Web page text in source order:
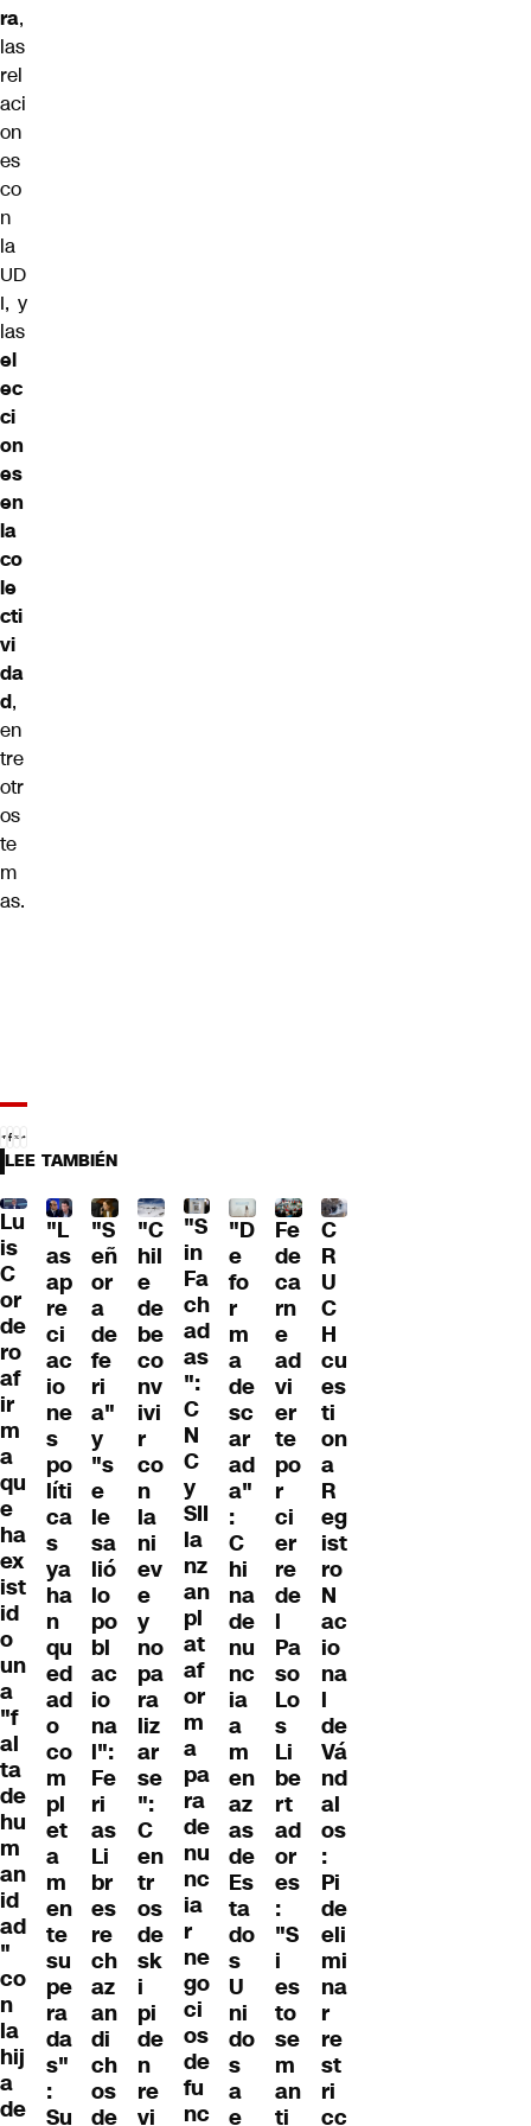
ra,
las
rel
aci
on
es
co
n
la
UD
I, y
las
el
ec
ci
on
es
en
la
co
le
cti
vi
da
d,
en
tre
otr
os
te
m
as.
LEE TAMBIÉN
Lu
is
C
or
de
ro
af
ir
m
a
qu
e
ha
ex
ist
id
o
un
a
"f
al
ta
de
hu
m
an
id
ad
"
co
n
la
hij
a
de
"L
as
ap
re
ci
ac
io
ne
s
po
líti
ca
s
ya
ha
n
qu
ed
ad
o
co
m
pl
et
a
m
en
te
su
pe
ra
da
s"
:
Su
"S
eñ
or
a
de
fe
ri
a"
y
"s
e
le
sa
lió
lo
po
bl
ac
io
na
l":
Fe
ri
as
Li
br
es
re
ch
az
an
di
ch
os
de
"C
hil
e
de
be
co
nv
ivi
r
co
n
la
ni
ev
e
y
no
pa
ra
liz
ar
se
":
C
en
tr
os
de
sk
i
pi
de
n
re
vi
"S
in
Fa
ch
ad
as
":
C
N
C
y
SII
la
nz
an
pl
at
af
or
m
a
pa
ra
de
nu
nc
ia
r
ne
go
ci
os
de
fu
nc
"D
e
fo
r
m
a
de
sc
ar
ad
a"
:
C
hi
na
de
nu
nc
ia
a
m
en
az
as
de
Es
ta
do
s
U
ni
do
s
a
e
Fe
de
ca
rn
e
ad
vi
er
te
po
r
ci
er
re
de
l
Pa
so
Lo
s
Li
be
rt
ad
or
es
:
"S
i
es
to
se
m
an
ti
C
R
U
C
H
cu
es
ti
on
a
R
eg
ist
ro
N
ac
io
na
l
de
Vá
nd
al
os
:
Pi
de
eli
mi
na
r
re
st
ri
cc